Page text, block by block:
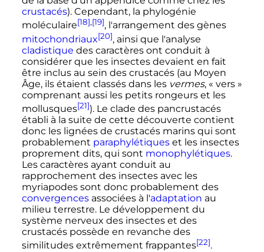
crustacés). Cependant, la phylogénie
moléculaire[18],[19], l'arrangement des gènes
mitochondriaux[20], ainsi que l'analyse
cladistique des caractères ont conduit à
considérer que les insectes devaient en fait
être inclus au sein des crustacés (au Moyen
Âge, ils étaient classés dans les vermes, « vers »
comprenant aussi les petits rongeurs et les
mollusques[21]). Le clade des pancrustacés
établi à la suite de cette découverte contient
donc les lignées de crustacés marins qui sont
probablement paraphylétiqueset les insectes
proprement dits, qui sont monophylétiques.
Les caractères ayant conduit au
rapprochement des insectes avec les
myriapodes sont donc probablement des
convergencesassociées à l'adaptation au
milieu terrestre. Le développement du
système nerveux des insectes et des
crustacés possède en revanche des
similitudes extrêmement frappantes[22].